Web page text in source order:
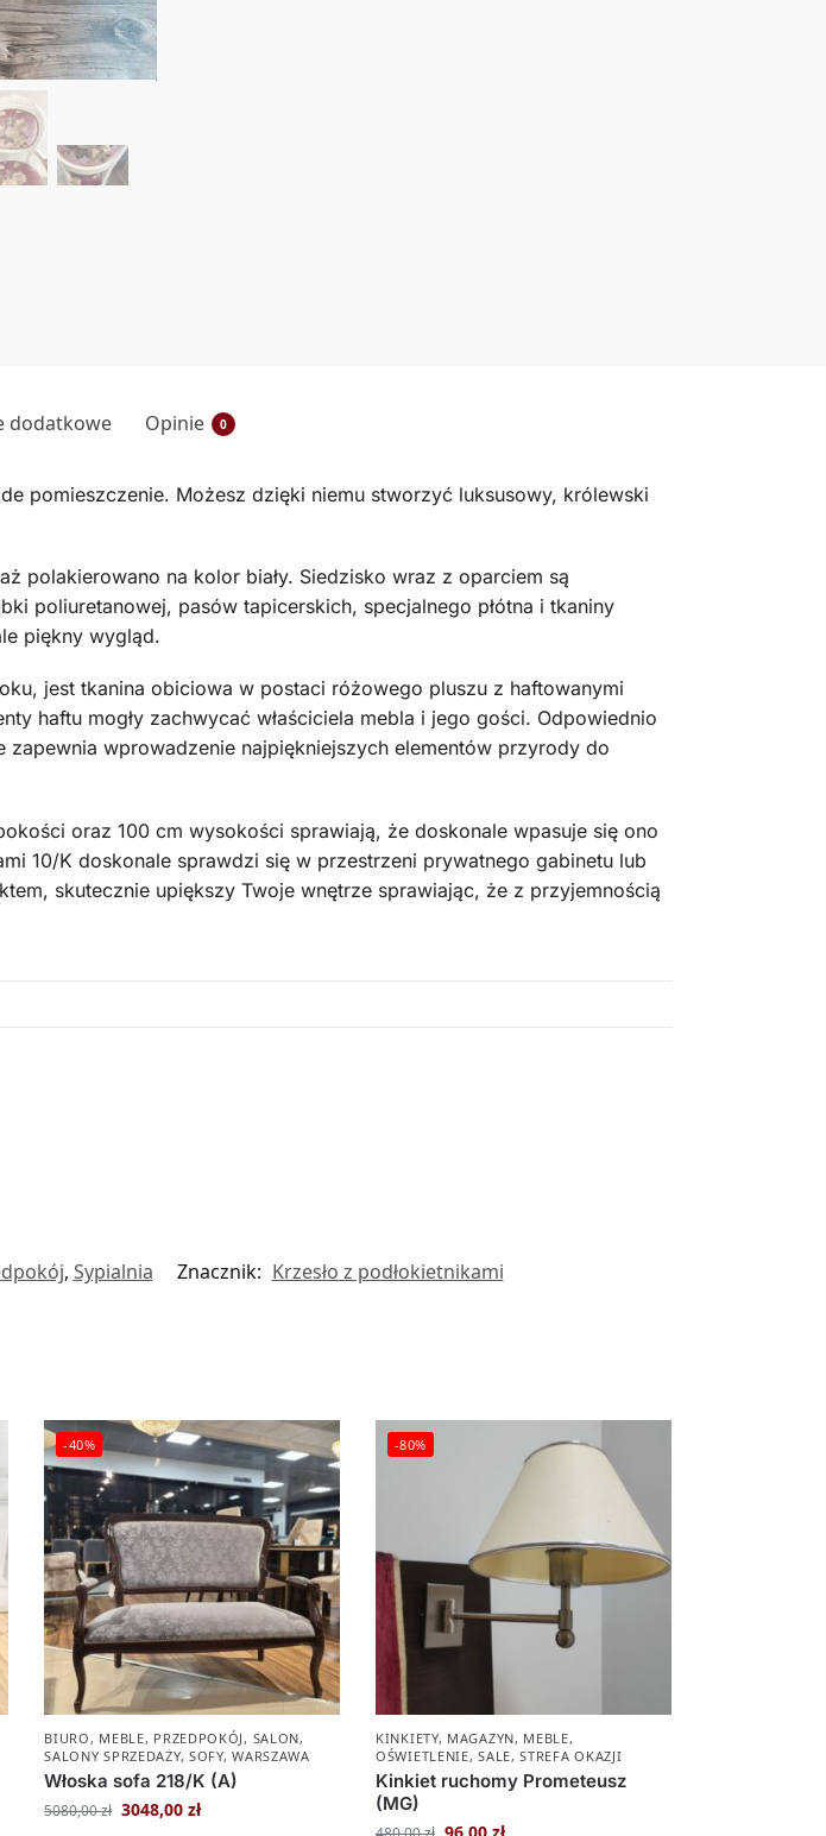
dodatkowe Opinie 0
pomieszczenie. Możesz dzięki niemu stworzyć luksusowy, królewski
polakierowano na kolor biały. Siedzisko wraz z oparciem są
poliuretanowej, pasów tapicerskich, specjalnego płótna i tkaniny
piękny wygląd.
jest tkanina obiciowa w postaci różowego pluszu z haftowanymi
haftu mogły zachwycać właściciela mebla i jego gości. Odpowiednio
zapewnia wprowadzenie najpiękniejszych elementów przyrody do
oraz 100 cm wysokości sprawiają, że doskonale wpasuje się ono
10/K doskonale sprawdzi się w przestrzeni prywatnego gabinetu lub
skutecznie upiększy Twoje wnętrze sprawiając, że z przyjemnością
, Sypialnia Znacznik: Krzesło z podłokietnikami
-40%
BIURO, MEBLE, PRZEDPOKÓJ, SALON,
SALONY SPRZEDAŻY, SOFY,WARSZAWA
Włoska sofa 218/K (A)
5080,00zł 3048,00zł
-80%
KINKIETY, MAGAZYN, MEBLE,
OŚWIETLENIE,SALE,STREFA OKAZJI
Kinkiet ruchomy Prometeusz
(MG)